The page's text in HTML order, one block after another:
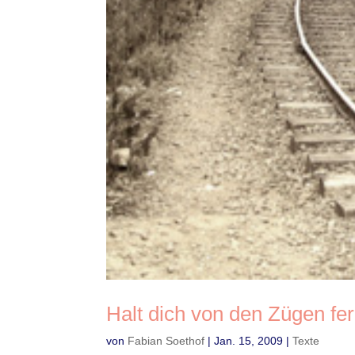
Halt dich von den Zügen
von Fabian Soethof |Jan. 15, 2009 |Texte